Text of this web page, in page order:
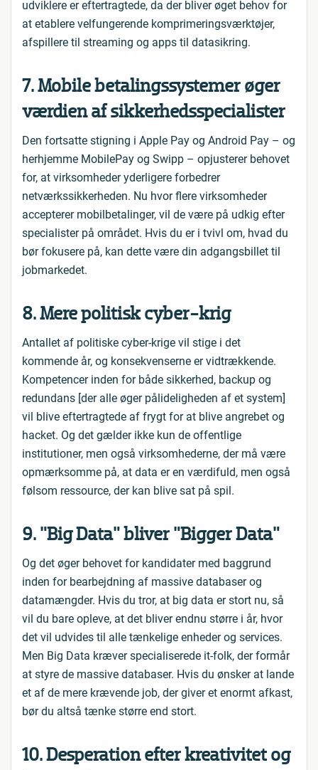
udviklere er eftertragtede, da der bliver øget behov for
at etablere velfungerende komprimeringsværktøjer,
afspillere til streaming og apps til datasikring.
7. Mobile betalingssystemer øger
værdien af sikkerhedsspecialister
Den fortsatte stigning i Apple Pay og Android Pay – og
herhjemme MobilePay og Swipp – opjusterer behovet
for, at virksomheder yderligere forbedrer
netværkssikkerheden. Nu hvor flere virksomheder
accepterer mobilbetalinger, vil de være på udkig efter
specialister på området. Hvis du er i tvivl om, hvad du
bør fokusere på, kan dette være din adgangsbillet til
jobmarkedet.
8. Mere politisk cyber-krig
Antallet af politiske cyber-krige vil stige i det
kommende år, og konsekvenserne er vidtrækkende.
Kompetencer inden for både sikkerhed, backup og
redundans [der alle øger pålideligheden af et system]
vil blive eftertragtede af frygt for at blive angrebet og
hacket. Og det gælder ikke kun de offentlige
institutioner, men også virksomhederne, der må være
opmærksomme på, at data er en værdifuld, men også
følsom ressource, der kan blive sat på spil.
9. "Big Data" bliver "Bigger Data"
Og det øger behovet for kandidater med baggrund
inden for bearbejdning af massive databaser og
datamængder. Hvis du tror, at big data er stort nu, så
vil du bare opleve, at det bliver endnu større i år, hvor
det vil udvides til alle tænkelige enheder og services.
Men Big Data kræver specialiserede it-folk, der formår
at styre de massive databaser. Hvis du ønsker at lande
et af de mere krævende job, der giver et enormt afkast,
bør du altså tænke større end stort.
10. Desperation efter kreativitet og